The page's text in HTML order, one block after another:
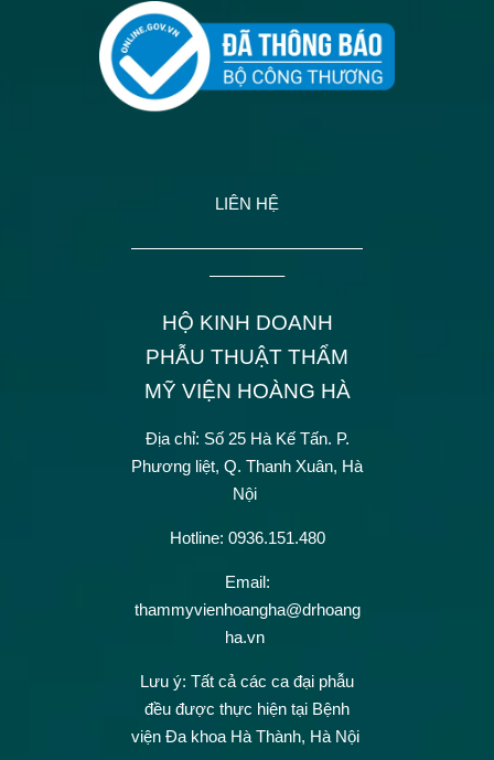
LIÊN HỆ
——————————————
————–
HỘ KINH DOANH
PHẪU THUẬT THẨM
MỸ VIỆN HOÀNG HÀ
Địa chỉ: Số 25 Hà Kế Tấn. P.
Phương liệt, Q. Thanh Xuân, Hà
Nội
Hotline: 0936.151.480
Email:
thammyvienhoangha@drhoang
ha.vn
Lưu ý: Tất cả các ca đại phẫu
đều được thực hiện tại Bệnh
viện Đa khoa Hà Thành, Hà Nội